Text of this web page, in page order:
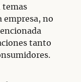
temas
empresa, no
tanto